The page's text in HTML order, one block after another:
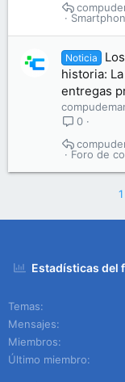
Noticia
historia:
entregas
0
Foro de
Estadísticas del
Temas
Mensajes
Miembros
Último miembro